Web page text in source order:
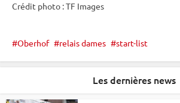
Crédit photo : TF Images
Oberhof relais dames start-list
Les dernières news